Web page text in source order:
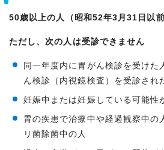
50歳以上の人（昭和52年3月31日以前
ただし、次の人は受診できません
同一年度内に胃がん検診を受けた
ん検診（内視鏡検査）を受診され
妊娠中または妊娠している可能性
胃の疾患で治療中や経過観察中の
リ菌除菌中の人